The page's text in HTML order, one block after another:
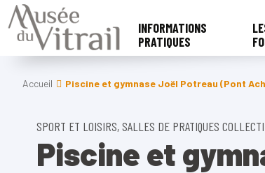
INFORMATIONS
PRATIQUES
Accueil Piscine et gymnase Joël Potreau (Pont
SPORT ET LOISIRS, SALLES DE PRATIQUES
Piscine et